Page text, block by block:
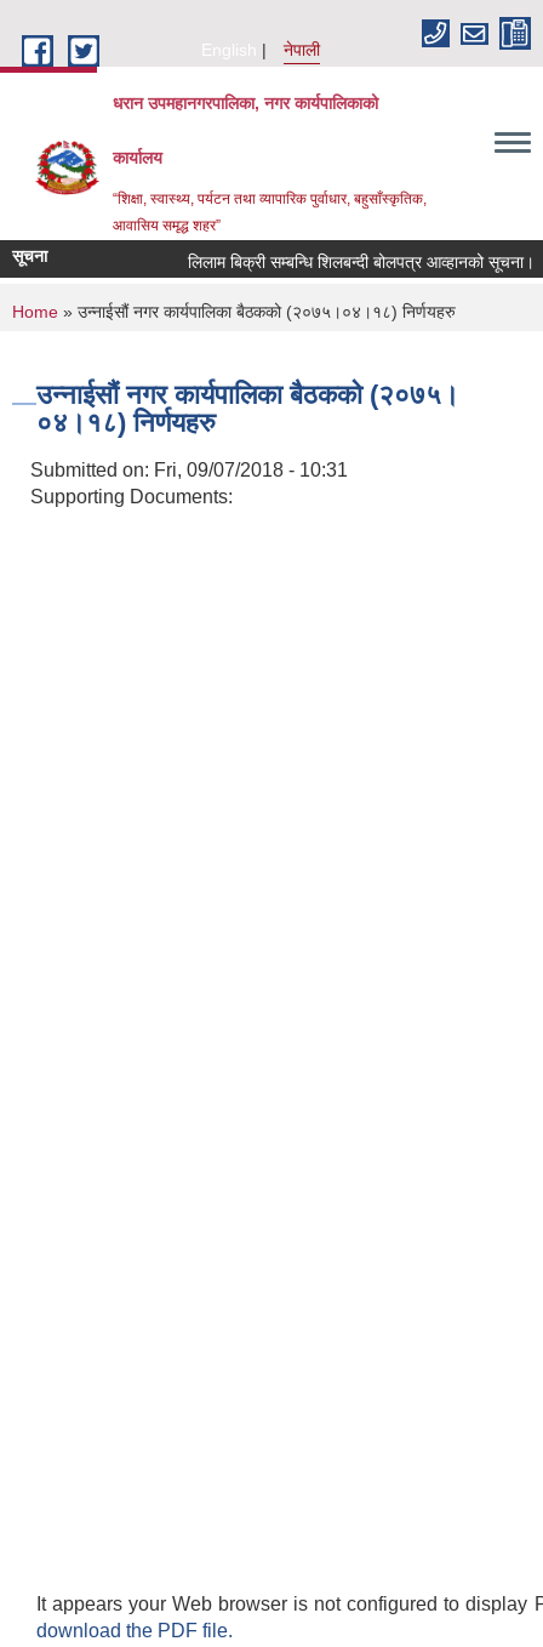
English
नेपाली
धरान उपमहानगरपालिका, नगर कार्यपालिकाको
कार्यालय
“शिक्षा, स्वास्थ्य, पर्यटन तथा व्यापारिक पुर्वाधार, बहुसाँस्कृतिक,
आवासिय समृद्ध शहर”
सूचना लिलाम बिक्री सम्बन्धि शिलबन्दी बोलपत्र आव्हानको सूचना।
You are here
Home » उन्नाईसौं नगर कार्यपालिका बैठकको (२०७५।०४।१८) निर्णयहरु
उन्नाईसौं नगर कार्यपालिका बैठकको (२०७५।
०४।१८) निर्णयहरु
Submitted on: Fri, 09/07/2018 - 10:31
Supporting Documents:
It appears your Web browser is not configured to display
download the PDF file.